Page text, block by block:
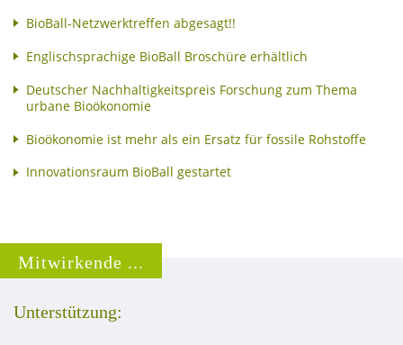
BioBall-Netzwerktreffen abgesagt!!
Englischsprachige BioBall Broschüre erhältlich
Deutscher Nachhaltigkeitspreis Forschung zum Thema
urbane Bioökonomie
Bioökonomie ist mehr als ein Ersatz für fossile Rohstoffe
Innovationsraum BioBall gestartet
Mitwirkende ...
Unterstützung: